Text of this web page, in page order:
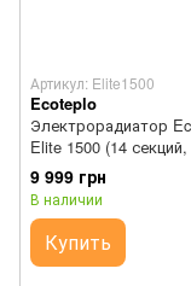
Артикул: Elite1500
Ecoteplo
Электрорадиатор
Elite 1500 (14
9 999 грн
В наличии
Купить